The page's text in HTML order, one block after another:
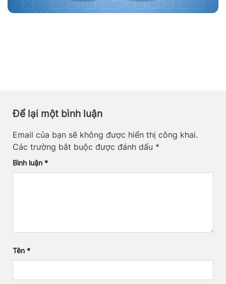
Để lại một bình luận
Email của bạn sẽ không được hiển thị công khai.
Các trường bắt buộc được đánh dấu *
Bình luận *
Tên *